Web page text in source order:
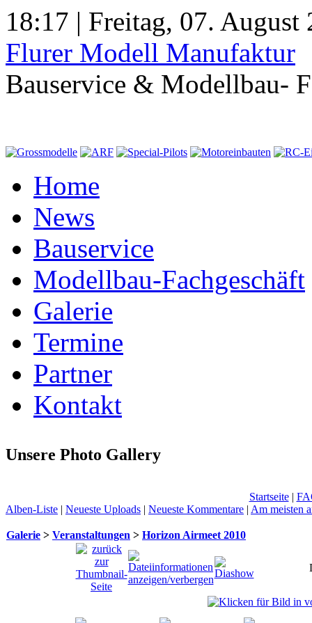
18:17 | Freitag, 07. August
Flurer Modell Manufaktur
Bauservice & Modellbau-
Home
News
Bauservice
Modellbau-Fachgeschäft
Galerie
Termine
Partner
Kontakt
Unsere Photo Gallery
Startseite|
Alben-Liste | Neueste Uploads | Neueste Kommentare | Am meisten
Galerie > Veranstaltungen > Horizon Airmeet 2010